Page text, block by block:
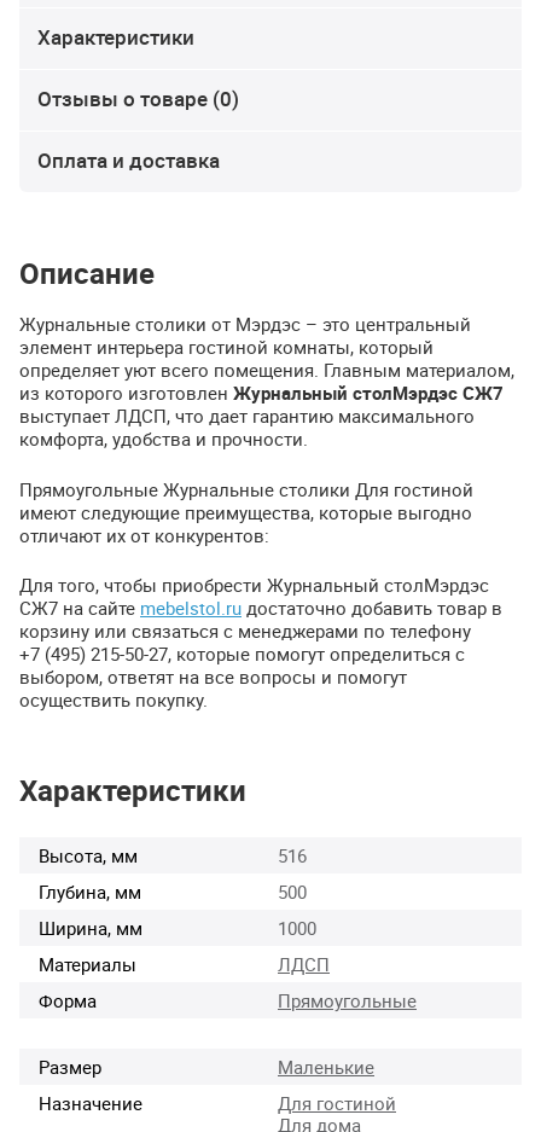
Характеристики
Отзывы о товаре (0)
Оплата и доставка
Описание
Журнальные столики от Мэрдэс – это центральный
элемент интерьера гостиной комнаты, который
определяет уют всего помещения. Главным материалом,
из которого изготовлен Журнальный столМэрдэс СЖ7
выступает ЛДСП, что дает гарантию максимального
комфорта, удобства и прочности.
Прямоугольные Журнальные столики Для гостиной
имеют следующие преимущества, которые выгодно
отличают их от конкурентов:
Для того, чтобы приобрести Журнальный столМэрдэс
СЖ7 на сайте mebelstol.ru достаточно добавить товар в
корзину или связаться с менеджерами по телефону
+7 (495) 215-50-27, которые помогут определиться с
выбором, ответят на все вопросы и помогут
осуществить покупку.
Характеристики
Высота, мм
516
Глубина, мм
500
Ширина, мм
1000
Материалы
ЛДСП
Форма
Прямоугольные
Размер
Маленькие
Назначение
Для гостиной
Для дома